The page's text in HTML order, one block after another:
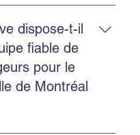
fournit des devis
les déménagements
depuis Montréal, y
les États-Unis.
dispose-t-il
fiable de
pour le
de Montréal